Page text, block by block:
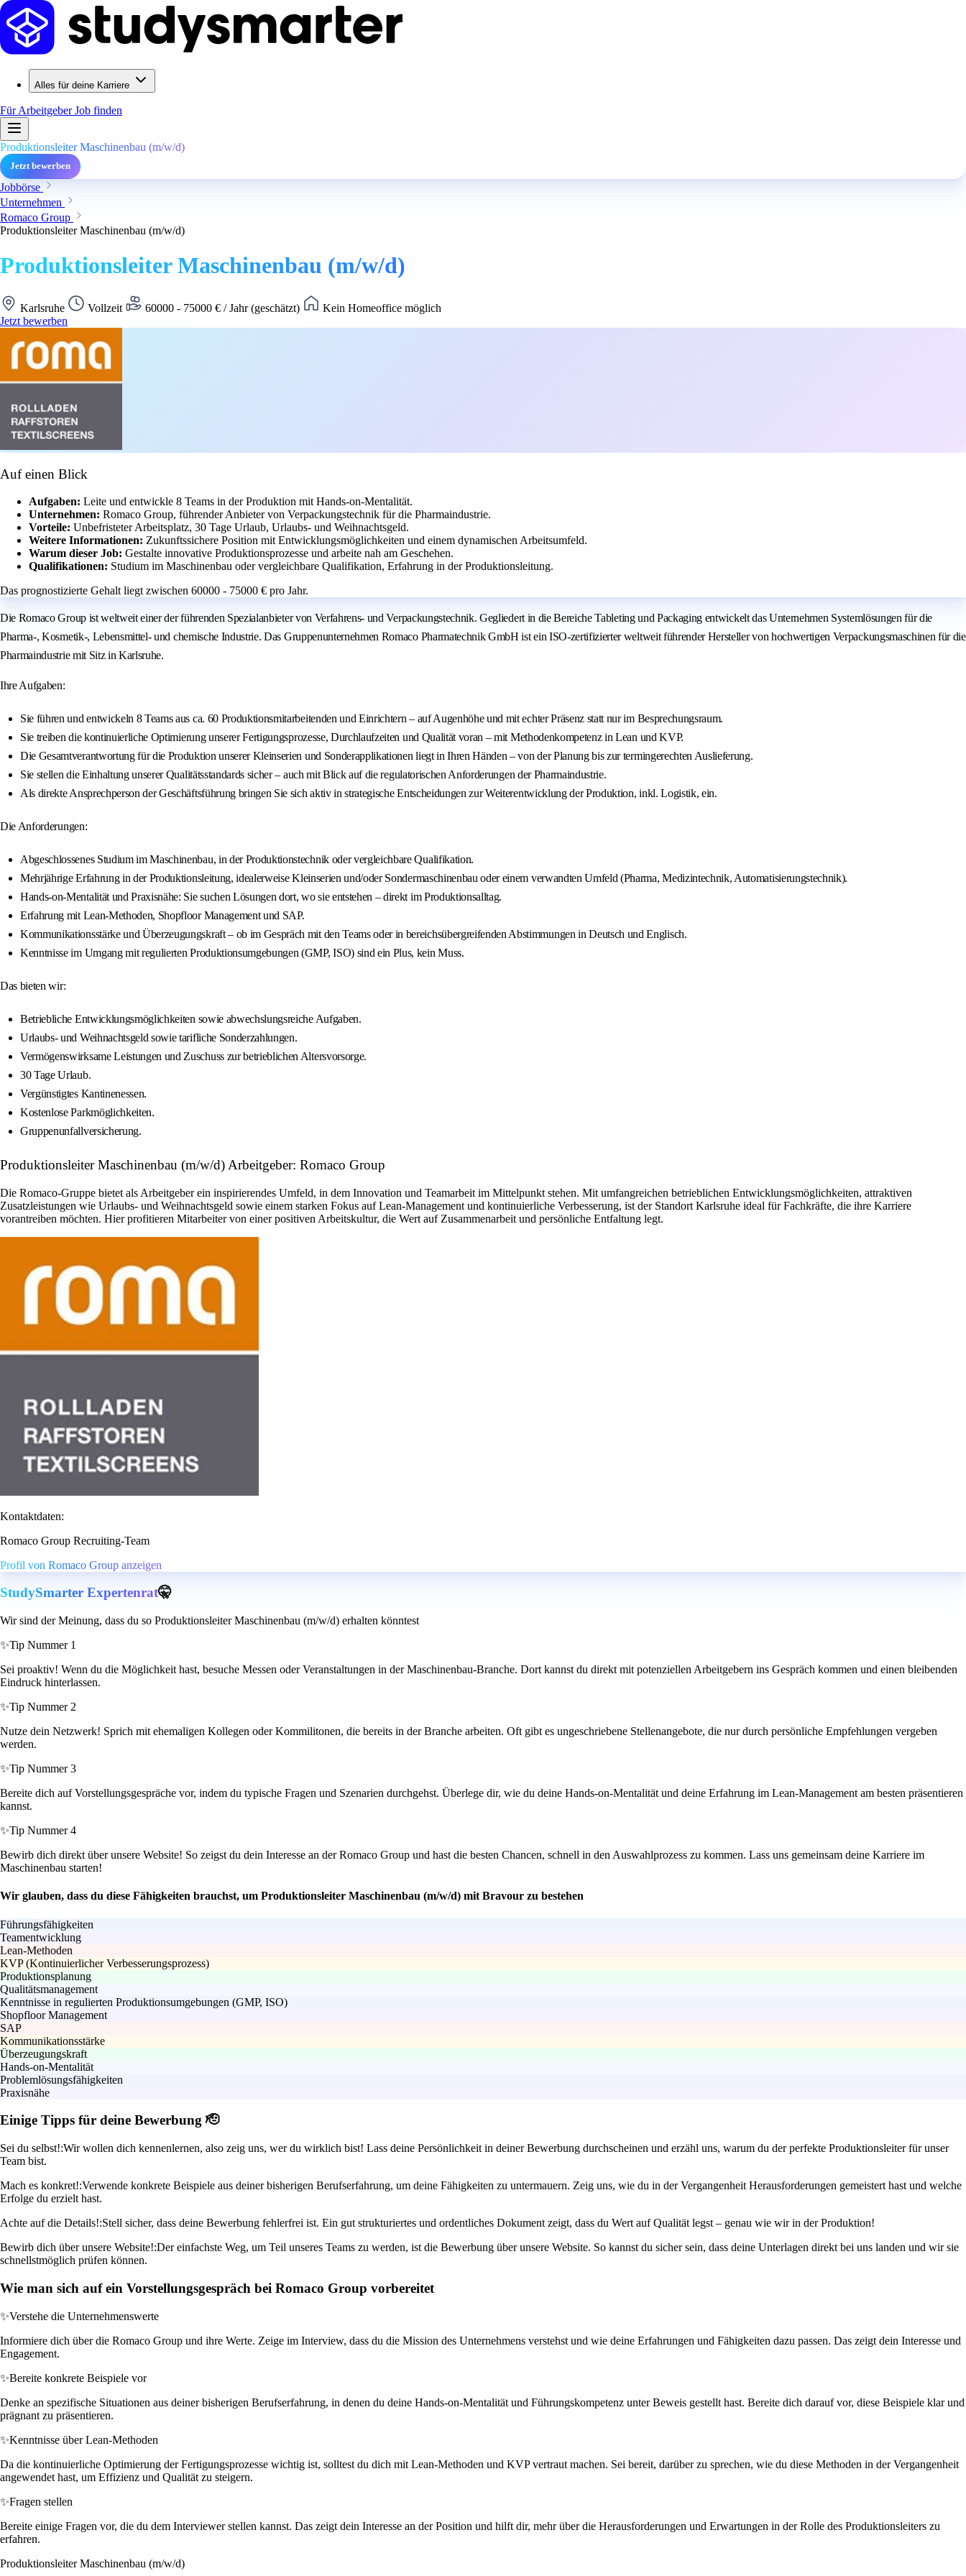
Alles für deine Karriere
Für ArbeitgeberJob finden
Produktionsleiter Maschinenbau (m/w/d)
Jetzt bewerben
Jobbörse
Unternehmen
Romaco Group
Produktionsleiter Maschinenbau (m/w/d)
Produktionsleiter Maschinenbau (m/w/d)
Karlsruhe Vollzeit 60000 - 75000 € / Jahr (geschätzt)
Kein Homeoffice möglich
Jetzt bewerben
Auf einen Blick
Aufgaben: Leite und entwickle 8 Teams in der Produktion mit Hands-on-Mentalität.
Unternehmen: Romaco Group, führender Anbieter von Verpackungstechnik für die Pharmaindustrie.
Vorteile: Unbefristeter Arbeitsplatz, 30 Tage Urlaub, Urlaubs- und Weihnachtsgeld.
Weitere Informationen: Zukunftssichere Position mit Entwicklungsmöglichkeiten und einem dynamischen Arbeitsumfeld.
Warum dieser Job: Gestalte innovative Produktionsprozesse und arbeite nah am Geschehen.
Qualifikationen: Studium im Maschinenbau oder vergleichbare Qualifikation, Erfahrung in der Produktionsleitung.
Das prognostizierte Gehalt liegt zwischen 60000 - 75000 € pro Jahr.
Die Romaco Group ist weltweit einer der führenden Spezialanbieter von Verfahrens- und Verpackungstechnik. Gegliedert in die Bereiche Tableting und Packaging entwickelt das Unternehmen Systemlösungen für die
Pharma-, Kosmetik-, Lebensmittel- und chemische Industrie. Das Gruppenunternehmen Romaco Pharmatechnik GmbH ist ein ISO-zertifizierter weltweit führender Hersteller von hochwertigen Verpackungsmaschinen für die
Pharmaindustrie mit Sitz in Karlsruhe.
Ihre Aufgaben:
Sie führen und entwickeln 8 Teams aus ca. 60 Produktionsmitarbeitenden und Einrichtern – auf Augenhöhe und mit echter Präsenz statt nur im Besprechungsraum.
Sie treiben die kontinuierliche Optimierung unserer Fertigungsprozesse, Durchlaufzeiten und Qualität voran – mit Methodenkompetenz in Lean und KVP.
Die Gesamtverantwortung für die Produktion unserer Kleinserien und Sonderapplikationen liegt in Ihren Händen – von der Planung bis zur termingerechten Auslieferung.
Sie stellen die Einhaltung unserer Qualitätsstandards sicher – auch mit Blick auf die regulatorischen Anforderungen der Pharmaindustrie.
Als direkte Ansprechperson der Geschäftsführung bringen Sie sich aktiv in strategische Entscheidungen zur Weiterentwicklung der Produktion, inkl. Logistik, ein.
Die Anforderungen:
Abgeschlossenes Studium im Maschinenbau, in der Produktionstechnik oder vergleichbare Qualifikation.
Mehrjährige Erfahrung in der Produktionsleitung, idealerweise Kleinserien und/oder Sondermaschinenbau oder einem verwandten Umfeld (Pharma, Medizintechnik, Automatisierungstechnik).
Hands-on-Mentalität und Praxisnähe: Sie suchen Lösungen dort, wo sie entstehen – direkt im Produktionsalltag.
Erfahrung mit Lean-Methoden, Shopfloor Management und SAP.
Kommunikationsstärke und Überzeugungskraft – ob im Gespräch mit den Teams oder in bereichsübergreifenden Abstimmungen in Deutsch und Englisch.
Kenntnisse im Umgang mit regulierten Produktionsumgebungen (GMP, ISO) sind ein Plus, kein Muss.
Das bieten wir:
Betriebliche Entwicklungsmöglichkeiten sowie abwechslungsreiche Aufgaben.
Urlaubs- und Weihnachtsgeld sowie tarifliche Sonderzahlungen.
Vermögenswirksame Leistungen und Zuschuss zur betrieblichen Altersvorsorge.
30 Tage Urlaub.
Vergünstigtes Kantinenessen.
Kostenlose Parkmöglichkeiten.
Gruppenunfallversicherung.
Produktionsleiter Maschinenbau (m/w/d) Arbeitgeber: Romaco Group
Die Romaco-Gruppe bietet als Arbeitgeber ein inspirierendes Umfeld, in dem Innovation und Teamarbeit im Mittelpunkt stehen. Mit umfangreichen betrieblichen Entwicklungsmöglichkeiten, attraktiven
Zusatzleistungen wie Urlaubs- und Weihnachtsgeld sowie einem starken Fokus auf Lean-Management und kontinuierliche Verbesserung, ist der Standort Karlsruhe ideal für Fachkräfte, die ihre Karriere
vorantreiben möchten. Hier profitieren Mitarbeiter von einer positiven Arbeitskultur, die Wert auf Zusammenarbeit und persönliche Entfaltung legt.
Kontaktdaten:
Romaco Group Recruiting-Team
Profil von Romaco Group anzeigen
StudySmarter Expertenrat🤫
Wir sind der Meinung, dass du so Produktionsleiter Maschinenbau (m/w/d) erhalten könntest
✨Tip Nummer 1
Sei proaktiv! Wenn du die Möglichkeit hast, besuche Messen oder Veranstaltungen in der Maschinenbau-Branche. Dort kannst du direkt mit potenziellen Arbeitgebern ins Gespräch kommen und einen bleibenden
Eindruck hinterlassen.
✨Tip Nummer 2
Nutze dein Netzwerk! Sprich mit ehemaligen Kollegen oder Kommilitonen, die bereits in der Branche arbeiten. Oft gibt es ungeschriebene Stellenangebote, die nur durch persönliche Empfehlungen vergeben
werden.
✨Tip Nummer 3
Bereite dich auf Vorstellungsgespräche vor, indem du typische Fragen und Szenarien durchgehst. Überlege dir, wie du deine Hands-on-Mentalität und deine Erfahrung im Lean-Management am besten präsentieren
kannst.
✨Tip Nummer 4
Bewirb dich direkt über unsere Website! So zeigst du dein Interesse an der Romaco Group und hast die besten Chancen, schnell in den Auswahlprozess zu kommen. Lass uns gemeinsam deine Karriere im
Maschinenbau starten!
Wir glauben, dass du diese Fähigkeiten brauchst, um Produktionsleiter Maschinenbau (m/w/d) mit Bravour zu bestehen
Führungsfähigkeiten
Teamentwicklung
Lean-Methoden
KVP (Kontinuierlicher Verbesserungsprozess)
Produktionsplanung
Qualitätsmanagement
Kenntnisse in regulierten Produktionsumgebungen (GMP, ISO)
Shopfloor Management
SAP
Kommunikationsstärke
Überzeugungskraft
Hands-on-Mentalität
Problemlösungsfähigkeiten
Praxisnähe
Einige Tipps für deine Bewerbung 🫡
Sei du selbst!:Wir wollen dich kennenlernen, also zeig uns, wer du wirklich bist! Lass deine Persönlichkeit in deiner Bewerbung durchscheinen und erzähl uns, warum du der perfekte Produktionsleiter für unser
Team bist.
Mach es konkret!:Verwende konkrete Beispiele aus deiner bisherigen Berufserfahrung, um deine Fähigkeiten zu untermauern. Zeig uns, wie du in der Vergangenheit Herausforderungen gemeistert hast und welche
Erfolge du erzielt hast.
Achte auf die Details!:Stell sicher, dass deine Bewerbung fehlerfrei ist. Ein gut strukturiertes und ordentliches Dokument zeigt, dass du Wert auf Qualität legst – genau wie wir in der Produktion!
Bewirb dich über unsere Website!:Der einfachste Weg, um Teil unseres Teams zu werden, ist die Bewerbung über unsere Website. So kannst du sicher sein, dass deine Unterlagen direkt bei uns landen und wir sie
schnellstmöglich prüfen können.
Wie man sich auf ein Vorstellungsgespräch bei Romaco Group vorbereitet
✨Verstehe die Unternehmenswerte
Informiere dich über die Romaco Group und ihre Werte. Zeige im Interview, dass du die Mission des Unternehmens verstehst und wie deine Erfahrungen und Fähigkeiten dazu passen. Das zeigt dein Interesse und
Engagement.
✨Bereite konkrete Beispiele vor
Denke an spezifische Situationen aus deiner bisherigen Berufserfahrung, in denen du deine Hands-on-Mentalität und Führungskompetenz unter Beweis gestellt hast. Bereite dich darauf vor, diese Beispiele klar und
prägnant zu präsentieren.
✨Kenntnisse über Lean-Methoden
Da die kontinuierliche Optimierung der Fertigungsprozesse wichtig ist, solltest du dich mit Lean-Methoden und KVP vertraut machen. Sei bereit, darüber zu sprechen, wie du diese Methoden in der Vergangenheit
angewendet hast, um Effizienz und Qualität zu steigern.
✨Fragen stellen
Bereite einige Fragen vor, die du dem Interviewer stellen kannst. Das zeigt dein Interesse an der Position und hilft dir, mehr über die Herausforderungen und Erwartungen in der Rolle des Produktionsleiters zu
erfahren.
Produktionsleiter Maschinenbau (m/w/d)